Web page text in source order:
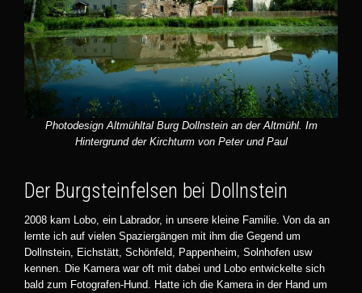
Photodesign Altmühltal Burg Dollnstein an der Altmühl. Im
Hintergrund der Kirchturm von Peter und Paul
Der Burgsteinfelsen bei Dollnstein
2008 kam Lobo, ein Labrador, in unsere kleine Familie. Von da an
lernte ich auf vielen Spaziergängen mit ihm die Gegend um
Dollnstein, Eichstätt, Schönfeld, Pappenheim, Solnhofen usw
kennen. Die Kamera war oft mit dabei und Lobo entwickelte sich
bald zum Fotografen-Hund. Hatte ich die Kamera in der Hand um